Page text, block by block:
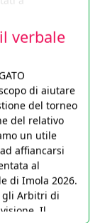
verbale
di aiutare
del torneo
del relativo
un utile
affiancarsi
al
di Imola 2026.
Arbitri di
Il
pubblicato
non appena